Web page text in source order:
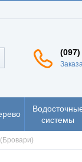
(097)
системы